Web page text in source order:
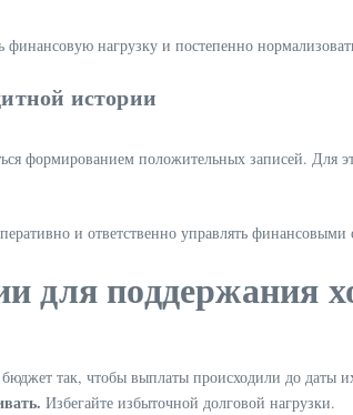
нагрузку и постепенно
истории
формированием положительных записей.
и ответственно управлять финансовыми
для поддержания
так, чтобы выплаты происходили до даты
Избегайте избыточной долговой нагрузки.